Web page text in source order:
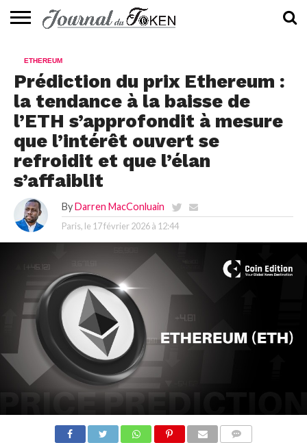
📰
EVALUATION
GUIDE
TENDANCES
À
CONTACTEZ-
ETHEREUM
Prédiction du prix Ethereum :
la tendance à la baisse de
l’ETH s’approfondit à mesure
que l’intérêt ouvert se
refroidit et que l’élan
s’affaiblit
By Darren MacConluain
Paris, le 17 février 2026 à 12:44